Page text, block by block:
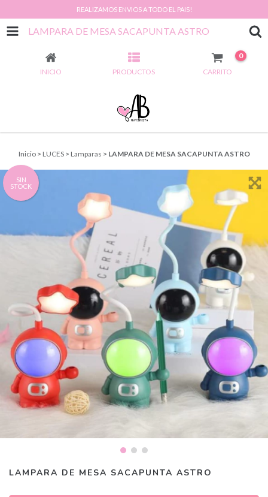
REALIZAMOS ENVIOS A TODO EL PAIS!
LAMPARA DE MESA SACAPUNTA ASTRO
INICIO PRODUCTOS CARRITO
0
Inicio > LUCES > Lamparas > LAMPARA DE MESA SACAPUNTA ASTRO
SIN
STOCK
LAMPARA DE MESA SACAPUNTA ASTRO